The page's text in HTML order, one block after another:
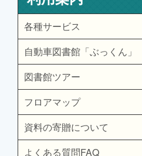
各種サービス
自動車図書館「ぶっくん」
図書館ツアー
フロアマップ
資料の寄贈について
よくある質問FAQ